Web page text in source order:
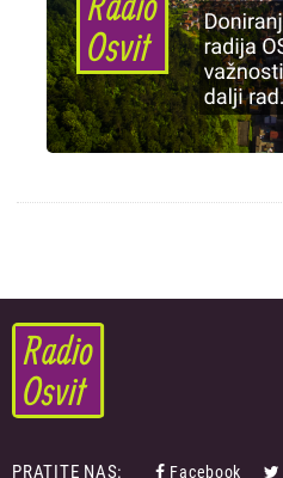
PRATITE NAS: Facebook